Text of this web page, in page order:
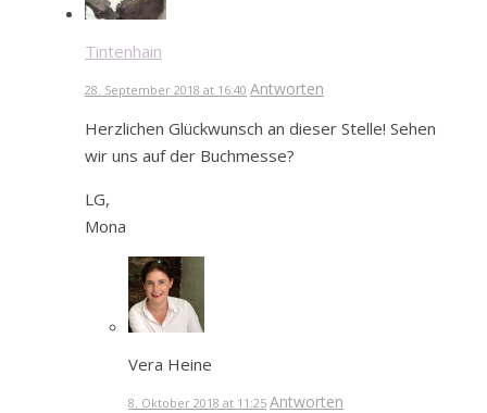
Tintenhain
28. September 2018 at 16:40 Antworten
Herzlichen Glückwunsch an dieser Stelle! Sehen
wir uns auf der Buchmesse?
LG,
Mona
Vera Heine
8. Oktober 2018 at 11:25 Antworten